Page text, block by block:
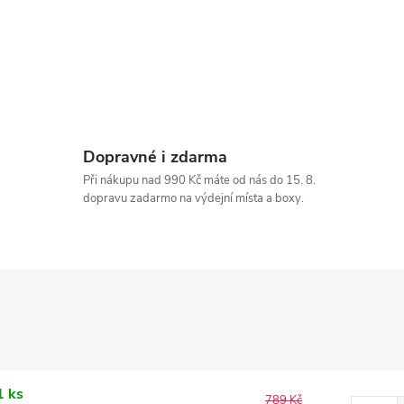
Dopravné i zdarma
Při nákupu nad 990 Kč máte od nás do 15. 8.
dopravu zadarmo na výdejní místa a boxy.
ks 789 Kč